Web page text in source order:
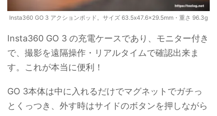
Insta360 GO 3 アクションポッド。サイズ 63.5x47.6x29.5mm・重さ 96.3g
Insta360 GO 3 の充電ケースであり、モニター付き
で、撮影を遠隔操作・リアルタイムで確認出来ま
す。これが本当に便利！
GO 3本体は中に入れるだけでマグネットでガチっ
とくっつき、外す時はサイドのボタンを押しながら